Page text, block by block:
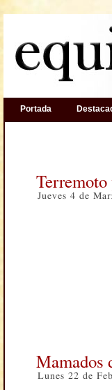
Portada
Jueves 4 de
Mamados
Lunes 22 de